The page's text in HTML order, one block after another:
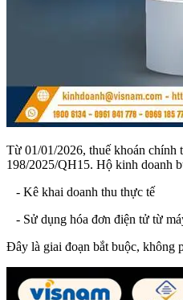
Từ 01/01/2026, thuế khoán chính
198/2025/QH15. Hộ kinh doanh
- Kê khai doanh thu thực tế
- Sử dụng hóa đơn điện tử từ
Đây là giai đoạn bắt buộc, không